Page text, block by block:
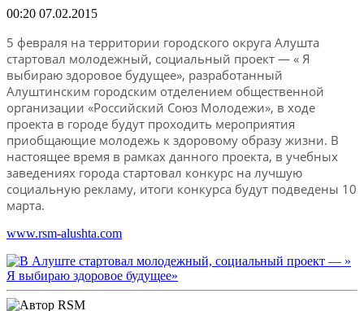
00:20 07.02.2015
5 февраля на территории городского округа Алушта
стартовал молодежный, социальный проект — « Я
выбираю здоровое будущее», разработанный
Алуштинским городским отделением общественной
организации «Российский Союз Молодежи», в ходе
проекта в городе будут проходить мероприятия
приобщающие молодежь к здоровому образу жизни. В
настоящее время в рамках данного проекта, в учебных
заведениях города стартовал конкурс на лучшую
социальную рекламу, итоги конкурса будут подведены 10
марта.
www.rsm-alushta.com